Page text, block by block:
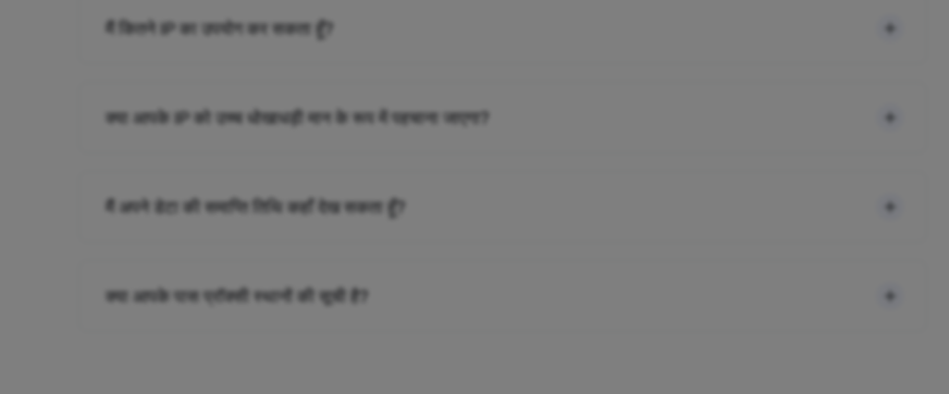
मैं कितने IP का उपयोग कर सकता हूँ?
क्या आपके IP को उच्च धोखाधड़ी मान के रूप में पहचाना जाएगा?
मैं अपने डेटा की समाप्ति तिथि कहाँ देख सकता हूँ?
क्या आपके पास प्रॉक्सी स्थानों की सूची है?